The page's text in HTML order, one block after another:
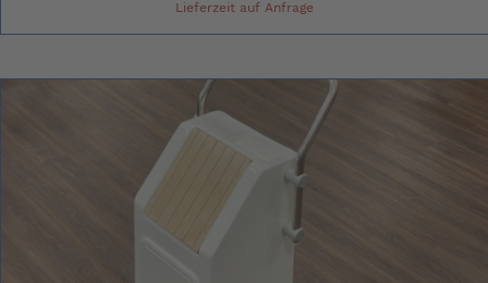
Lieferzeit auf Anfrage